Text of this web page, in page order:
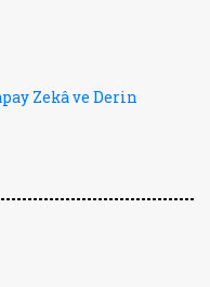
Zekâ ve Derin